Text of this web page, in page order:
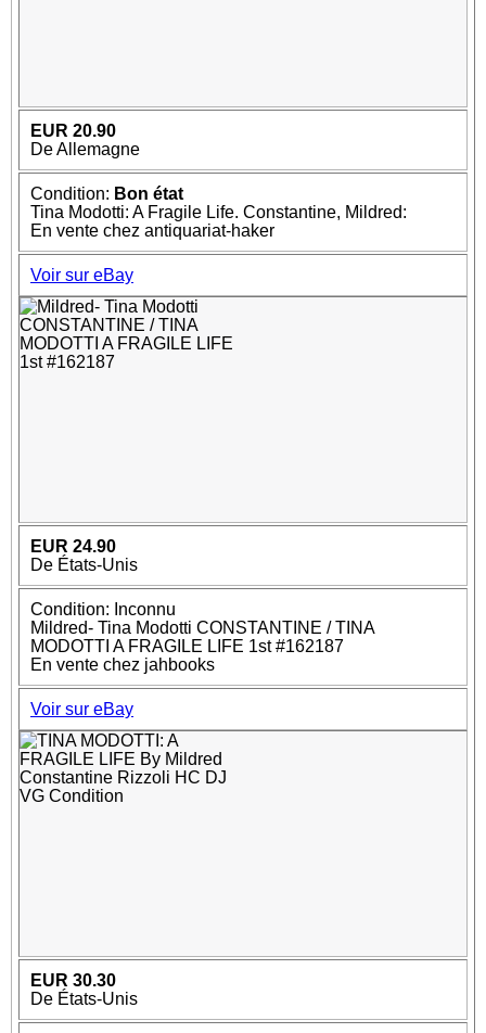
EUR 20.90
De Allemagne
Condition: Bon état
Tina Modotti: A Fragile Life. Constantine, Mildred:
En vente chez antiquariat-haker
Voir sur eBay
EUR 24.90
De États-Unis
Condition: Inconnu
Mildred- Tina Modotti CONSTANTINE / TINA
MODOTTI A FRAGILE LIFE 1st #162187
En vente chez jahbooks
Voir sur eBay
EUR 30.30
De États-Unis